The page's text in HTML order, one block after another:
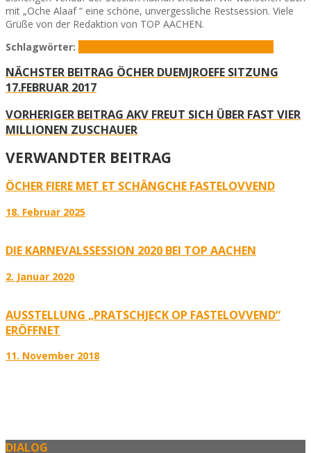
mit „Oche Alaaf “ eine schöne, unvergessliche Restsession. Viele
Grüße von der Redaktion von TOP AACHEN.
Schlagwörter:
NÄCHSTER BEITRAG ÖCHER DUEMJROEFE SITZUNG
17.FEBRUAR 2017
VORHERIGER BEITRAG AKV FREUT SICH ÜBER FAST VIER
MILLIONEN ZUSCHAUER
VERWANDTER BEITRAG
ÖCHER FIERE MET ET SCHÄNGCHE FASTELOVVEND
18. Februar 2025
DIE KARNEVALSSESSION 2020 BEI TOP AACHEN
2. Januar 2020
AUSSTELLUNG „PRATSCHJECK OP FASTELOVVEND“
ERÖFFNET
11. November 2018
DIALOG